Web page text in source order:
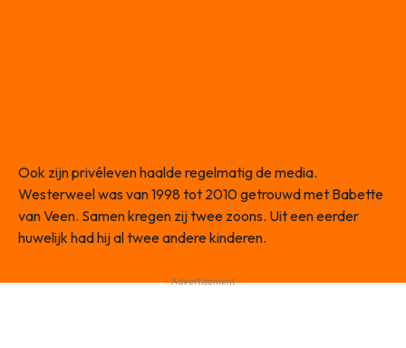
Ook zijn privéleven haalde regelmatig de media.
Westerweel was van 1998 tot 2010 getrouwd met Babette
van Veen. Samen kregen zij twee zoons. Uit een eerder
huwelijk had hij al twee andere kinderen.
- Advertisement -